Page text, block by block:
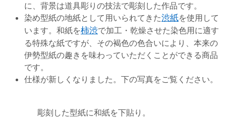
に、背景は道具彫りの技法で彫刻した作品です。
染め型紙の地紙として用いられてきた渋紙を使用して
います。和紙を柿渋で加工・乾燥させた染色用に適す
る特殊な紙ですが、その褐色の色合いにより、本来の
伊勢型紙の趣きを味わっていただくことができる商品
です。
仕様が新しくなりました。下の写真をご覧ください。
彫刻した型紙に和紙を下貼り。